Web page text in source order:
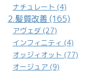
ナチュレート (4)
2.髪質改善 (165)
アヴェダ (27)
インフィニティ (4)
オッジィオット (77)
オージュア (9)